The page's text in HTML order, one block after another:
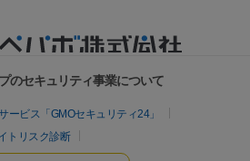
のセキュリティ事業について
ビス「GMOセキュリティ24」
トリスク診断
ト